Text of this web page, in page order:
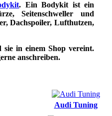
. Ein Bodykit ist ein
Seitenschweller und
Dachspoiler, Lufthutzen,
in einem Shop vereint.
anschreiben.
Audi Tuning